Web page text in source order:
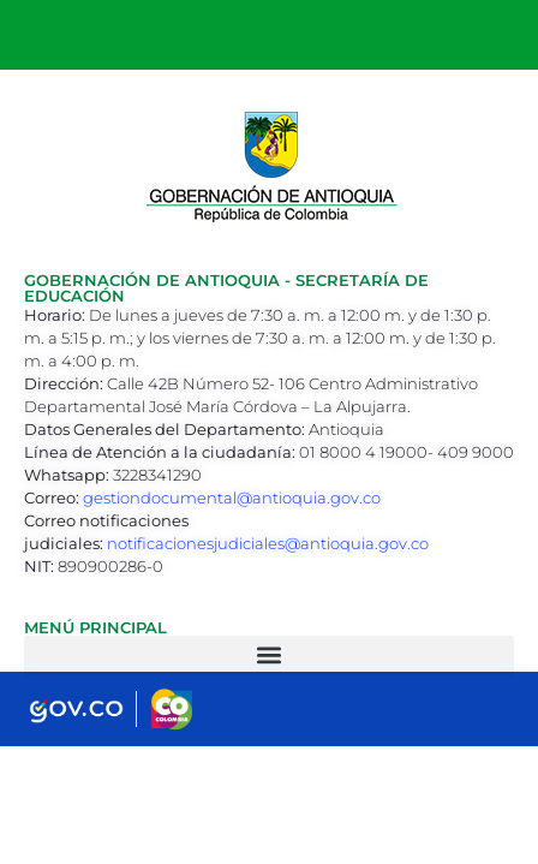
GOBERNACIÓN DE ANTIOQUIA - SECRETARÍA DE
EDUCACIÓN
Horario: De lunes a jueves de 7:30 a. m. a 12:00 m. y de 1:30 p.
m. a 5:15 p. m.; y los viernes de 7:30 a. m. a 12:00 m. y de 1:30 p.
m. a 4:00 p. m.
Dirección: Calle 42B Número 52- 106 Centro Administrativo
Departamental José María Córdova – La Alpujarra.
Datos Generales del Departamento: Antioquia
Línea de Atención a la ciudadanía: 01 8000 4 19000- 409 9000
Whatsapp: 3228341290
Correo: gestiondocumental@antioquia.gov.co
Correo notificaciones
judiciales: notificacionesjudiciales@antioquia.gov.co
NIT: 890900286-0
MENÚ PRINCIPAL